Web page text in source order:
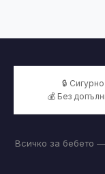
🔒
💰 Без
Всичко за бебето